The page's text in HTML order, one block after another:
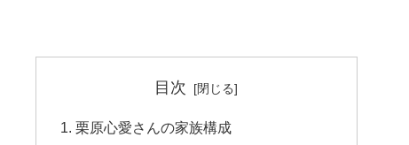
目次
栗原心愛さんの家族構成